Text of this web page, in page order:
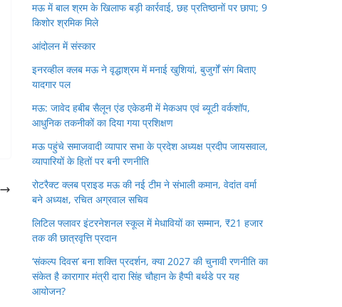
मऊ में बाल श्रम के खिलाफ बड़ी कार्रवाई, छह प्रतिष्ठानों पर छापा; 9
किशोर श्रमिक मिले
आंदोलन में संस्कार
इनरव्हील क्लब मऊ ने वृद्धाश्रम में मनाई खुशियां, बुजुर्गों संग बिताए
यादगार पल
मऊ: जावेद हबीब सैलून एंड एकेडमी में मेकअप एवं ब्यूटी वर्कशॉप,
आधुनिक तकनीकों का दिया गया प्रशिक्षण
मऊ पहुंचे समाजवादी व्यापार सभा के प्रदेश अध्यक्ष प्रदीप जायसवाल,
व्यापारियों के हितों पर बनी रणनीति
रोटरैक्ट क्लब प्राइड मऊ की नई टीम ने संभाली कमान, वेदांत वर्मा
बने अध्यक्ष, रचित अग्रवाल सचिव
लिटिल फ्लावर इंटरनेशनल स्कूल में मेधावियों का सम्मान, ₹21 हजार
तक की छात्रवृत्ति प्रदान
‘संकल्प दिवस’ बना शक्ति प्रदर्शन, क्या 2027 की चुनावी रणनीति का
संकेत है कारागार मंत्री दारा सिंह चौहान के हैप्पी बर्थडे पर यह
आयोजन?